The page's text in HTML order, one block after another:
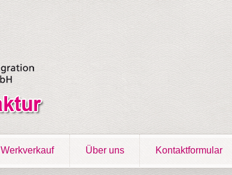
Werkverkauf Über uns Kontaktformular